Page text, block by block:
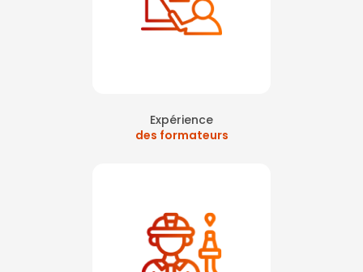
Expérience
des formateurs